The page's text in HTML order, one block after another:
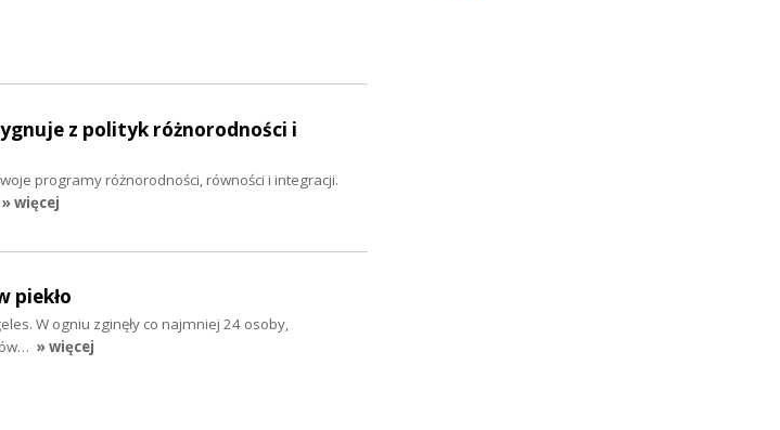
z polityk różnorodności i
programy różnorodności, równości i integracji.
» więcej
piekło
W ogniu zginęły co najmniej 24 osoby,
» więcej